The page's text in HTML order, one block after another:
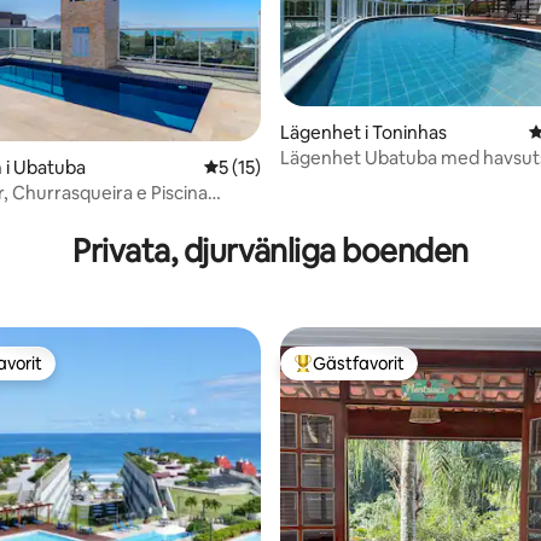
betyg, 91 omdömen
Ubatuba 5 av 5 i genomsnittligt betyg, 15
5 (15)
Churrasqueira e Piscina
Lägenhet i Toninhas
Lägenhet Ubatuba med
Privata, djurvänliga boenden
Populär gästfavorit
Gästfavorit